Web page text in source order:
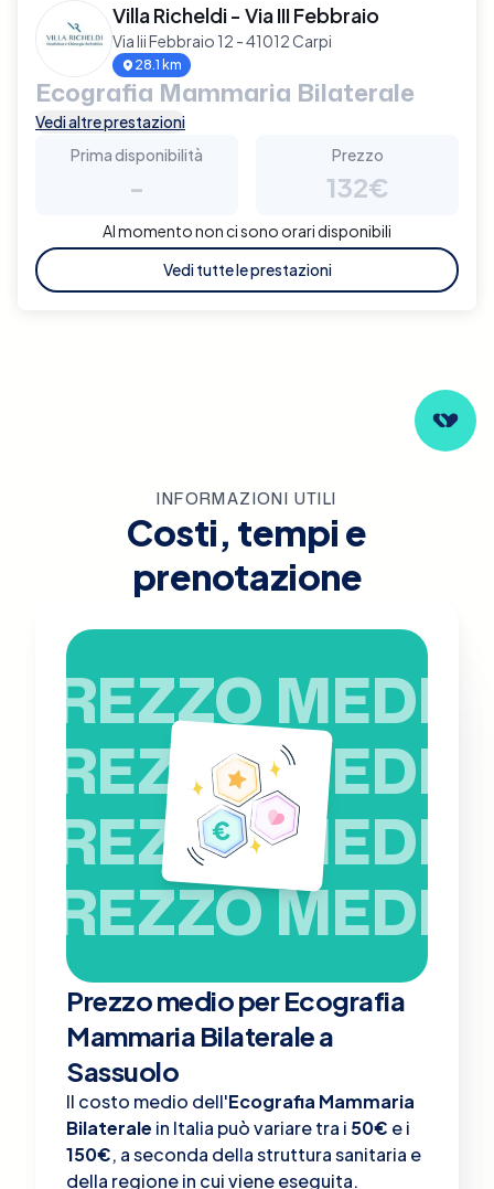
Villa Richeldi - Via III Febbraio
Via Iii Febbraio 12 - 41012 Carpi
28.1 km
Ecografia Mammaria Bilaterale
Vedi altre prestazioni
Prima disponibilità
-
Prezzo
132€
Al momento non ci sono orari disponibili
Vedi tutte le prestazioni
INFORMAZIONI UTILI
Costi, tempi e
prenotazione
PREZZO MEDIO
PREZZO MEDIO
PREZZO MEDIO
PREZZO MEDIO
Prezzo medio per Ecografia
Mammaria Bilaterale a
Sassuolo
Il costo medio dell'Ecografia Mammaria
Bilaterale in Italia può variare tra i 50€ e i
150€, a seconda della struttura sanitaria e
della regione in cui viene eseguita.